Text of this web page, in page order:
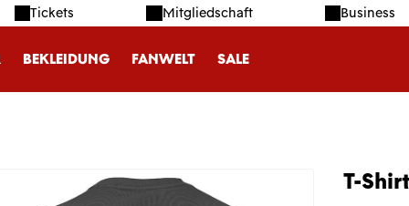
Tickets Mitgliedschaft Business
BEKLEIDUNG FANWELT SALE
T-